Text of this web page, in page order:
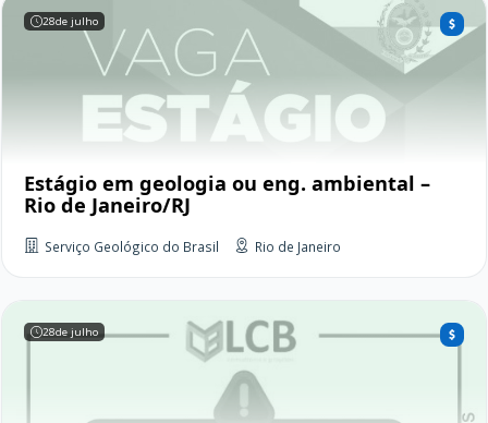
28de julho
Estágio em geologia ou eng. ambiental –
Rio de Janeiro/RJ
Serviço Geológico do Brasil Rio de Janeiro
28de julho